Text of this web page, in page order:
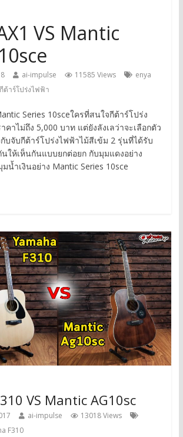
VS Mantic
ai-impulse 11585 Views
enya
กีต้าร์โปร่งไฟฟ้า
Series 10sceใครที่สนใจกีต้าร์โปร่ง
คาไม่ถึง 5,000 บาท แต่ยังลังเลว่าจะเลือกตัว
บจับกีต้าร์โปร่งไฟฟ้าไม้สีเข้ม 2 รุ่นที่ได้รับ
ให้เห็นกันแบบยกต่อยก กับมุมแดงอย่าง
มน้ำเงินอย่าง Mantic Series 10sce
VS Mantic AG10sc
ai-impulse
13018 Views
F310